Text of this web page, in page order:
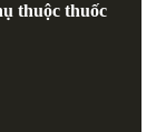
thuộc thuốc